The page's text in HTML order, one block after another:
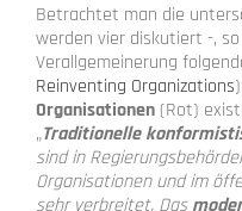
Betrachtet man die
werden vier diskutiert -,
Verallgemeinerung
Reinventing Organizations):
Organisationen (Rot)
„Traditionelle
sind in
Organisationen und im
sehr verbreitet. Das